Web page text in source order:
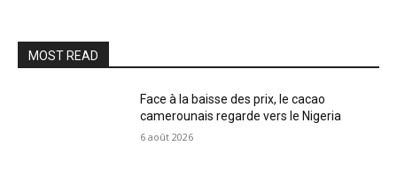
MOST READ
Face à la baisse des prix, le cacao
camerounais regarde vers le Nigeria
6 août 2026